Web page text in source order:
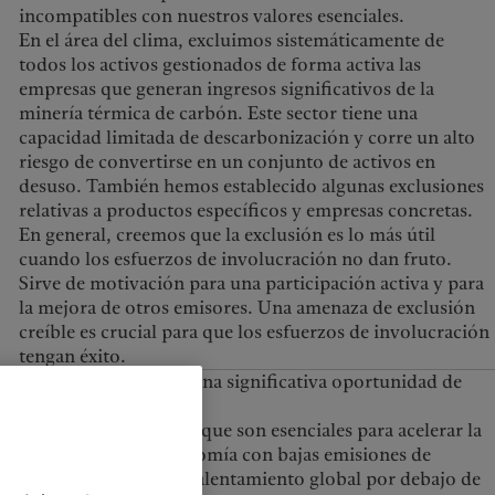
incompatibles con nuestros valores esenciales.
En el área del clima, excluimos sistemáticamente de
todos los activos gestionados de forma activa las
empresas que generan ingresos significativos de la
minería térmica de carbón. Este sector tiene una
capacidad limitada de descarbonización y corre un alto
riesgo de convertirse en un conjunto de activos en
desuso. También hemos establecido algunas exclusiones
relativas a productos específicos y empresas concretas.
En general, creemos que la exclusión es lo más útil
cuando los esfuerzos de involucración no dan fruto.
Sirve de motivación para una participación activa y para
la mejora de otros emisores. Una amenaza de exclusión
creíble es crucial para que los esfuerzos de involucración
tengan éxito.
verde representa una significativa oportunidad de
eficiencia energética– que son esenciales para acelerar la
transición a una economía con bajas emisiones de
carbono y limitar el calentamiento global por debajo de